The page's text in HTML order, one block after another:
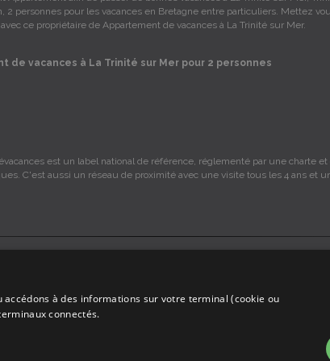
2 personnes pour les vacances en Bretagne entre particuliers. Mettez
ce propriétaire de Appartement de vacances à La Trinité sur Mer.
de vacances à La Trinité sur Mer pour 2 personnes
est un label national de référence, réglementé par une charte
C'est aussi un réseau de proximité avec une visite tous les 4 ans et
sur les locations, c'est simplement un annuaire d'hébergements de
à des informations sur votre terminal (cookie ou
connectés.